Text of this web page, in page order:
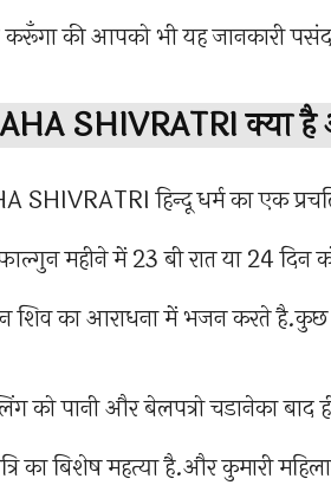
करूँगा की आपको भी यह जानकारी
SHIVRATRI क्या है
SHIVRATRI हिन्दू धर्म का एक
महीने में 23 बी रात या 24 दिन
शिव का आराधना में भजन करते है.कुछ
को पानी और बेलपत्रो चडानेका
का बिशेष महत्या है.और कुमारी